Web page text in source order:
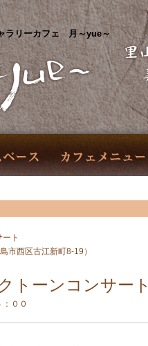
ラリーカフェ 月～yue～
ト
市西区古江新町8-19）
トーンコンサート
００